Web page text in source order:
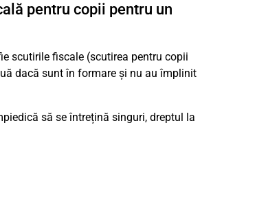
pentru copii pentru un
scutirile fiscale (scutirea pentru copii
dacă sunt în formare și nu au împlinit
să se întrețină singuri, dreptul la